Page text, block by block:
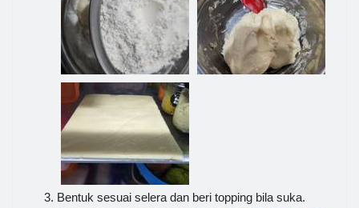
Bentuk sesuai selera dan beri topping bila suka.